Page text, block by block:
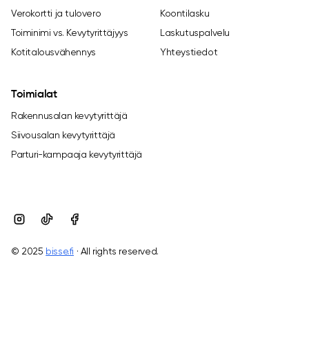
Verokortti ja tulovero
Toiminimi vs. Kevytyrittäjyys
Kotitalousvähennys
Koontilasku
Laskutuspalvelu
Yhteystiedot
Toimialat
Rakennusalan kevytyrittäjä
Siivousalan kevytyrittäjä
Parturi-kampaaja kevytyrittäjä
© 2025 bisse.fi · All rights reserved.